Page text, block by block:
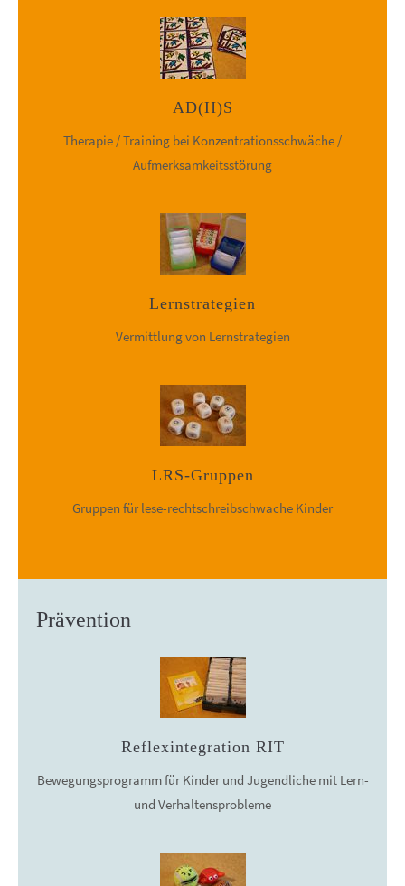
AD(H)S
Therapie / Training bei Konzentrationsschwäche /
Aufmerksamkeitsstörung
Lernstrategien
Vermittlung von Lernstrategien
LRS-Gruppen
Gruppen für lese-rechtschreibschwache Kinder
Prävention
Reflexintegration RIT
Bewegungsprogramm für Kinder und Jugendliche mit Lern-
und Verhaltensprobleme